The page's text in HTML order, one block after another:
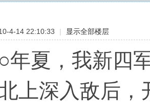
4-14 22:10:33 | 显示全部楼层
年夏，我新四
上深入敌后